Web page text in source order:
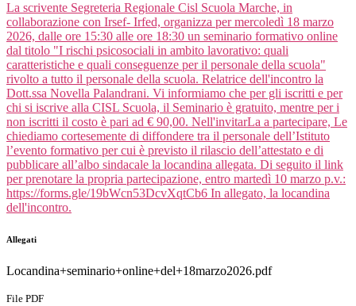
La scrivente Segreteria Regionale Cisl Scuola Marche, in
collaborazione con Irsef- Irfed, organizza per mercoledì 18 marzo
2026, dalle ore 15:30 alle ore 18:30 un seminario formativo online
dal titolo "I rischi psicosociali in ambito lavorativo: quali
caratteristiche e quali conseguenze per il personale della scuola"
rivolto a tutto il personale della scuola. Relatrice dell'incontro la
Dott.ssa Novella Palandrani. Vi informiamo che per gli iscritti e per
chi si iscrive alla CISL Scuola, il Seminario è gratuito, mentre per i
non iscritti il costo è pari ad € 90,00. Nell'invitarLa a partecipare, Le
chiediamo cortesemente di diffondere tra il personale dell’Istituto
l’evento formativo per cui è previsto il rilascio dell’attestato e di
pubblicare all’albo sindacale la locandina allegata. Di seguito il link
per prenotare la propria partecipazione, entro martedì 10 marzo p.v.:
https://forms.gle/19bWcn53DcvXqtCb6 In allegato, la locandina
dell'incontro.
Allegati
Locandina+seminario+online+del+18marzo2026.pdf
File PDF